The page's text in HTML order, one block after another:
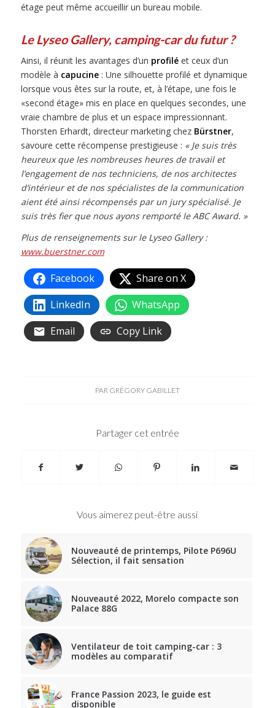
étage peut même accueillir un bureau mobile.
Le Lyseo Gallery, camping-car du futur ?
Ainsi, il réunit les avantages d’un profiléet ceux d’un
modèle à capucine: Une silhouette profilé et dynamique
lorsque vous êtes sur la route, et, à l’étape, une fois le
«second étage» mis en place en quelques secondes, une
vraie chambre de plus et un espace impressionnant.
Thorsten Erhardt, directeur marketing chez Bürstner,
savoure cette récompense prestigieuse : « Je suis très
heureux que les nombreuses heures de travail et
l’engagement de nos techniciens, de nos architectes
d’intérieur et de nos spécialistes de la communication
aient été ainsi récompensés par un jury spécialisé. Je
suis très fier que nous ayons remporté le ABC Award. »
Plus de renseignements sur le Lyseo Gallery :
www.buerstner.com
Facebook
Share on X
LinkedIn
WhatsApp
Email
Copy Link
PAR GRÉGORY GABILLET
Partager cet entrée
Vous aimerez peut-être aussi
Nouveauté de printemps, Pilote P696U
Sélection, il fait sensation
Nouveauté 2022, Morelo compacte son
Palace 88G
Ventilateur de toit camping-car : 3
modèles au comparatif
France Passion 2023, le guide est
disponible